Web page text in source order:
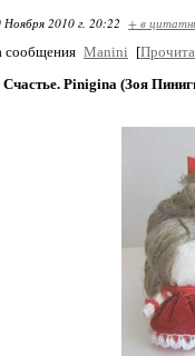
2010 г. 20:22 + в
сообщения Manini [
Pinigina (Зоя